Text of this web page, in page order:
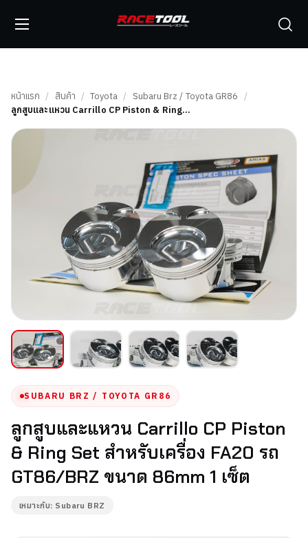
หน้าแรก / สินค้า / Toyota / Subaru Brz / Toyota GR86
/
ลูกสูบและแหวน Carrillo CP Piston & Ring…
SUBARU BRZ / TOYOTA GR86
ลูกสูบและแหวน Carrillo CP Piston
& Ring Set สำหรับเครื่อง FA20 รถ
GT86/BRZ ขนาด 86mm 1 เซ็ต
เหมาะกับ: Subaru BRZ